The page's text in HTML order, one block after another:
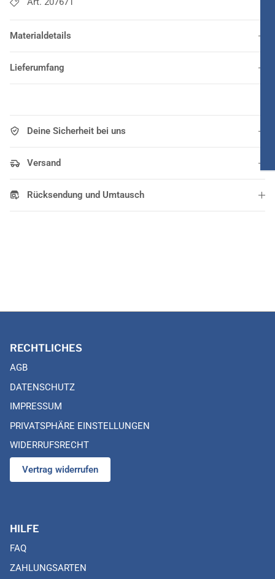
Materialdetails
Lieferumfang
Deine Sicherheit bei uns
Versand
Rücksendung und Umtausch
RECHTLICHES
AGB
DATENSCHUTZ
IMPRESSUM
PRIVATSPHÄRE EINSTELLUNGEN
WIDERRUFSRECHT
Vertrag widerrufen
HILFE
FAQ
ZAHLUNGSARTEN